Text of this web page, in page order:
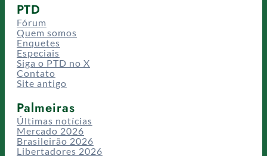
PTD
Fórum
Quem somos
Enquetes
Especiais
Siga o PTD no X
Contato
Site antigo
Palmeiras
Últimas notícias
Mercado 2026
Brasileirão 2026
Libertadores 2026